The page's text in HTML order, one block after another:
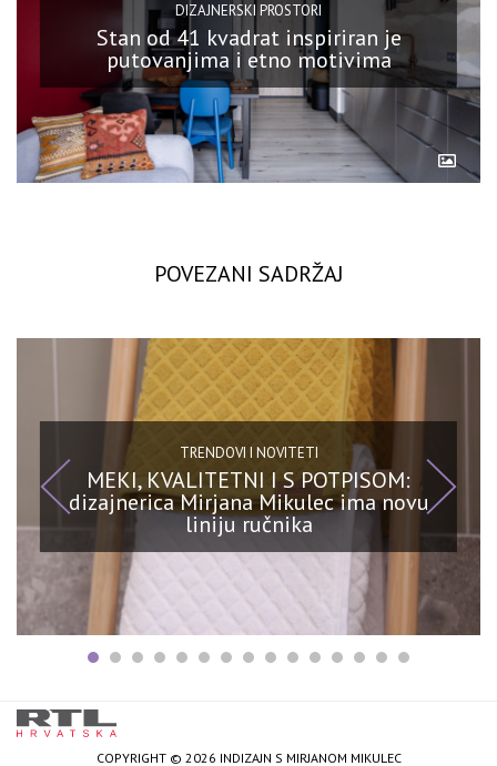
DIZAJNERSKI PROSTORI
Stan od 41 kvadrat inspiriran je
putovanjima i etno motivima
POVEZANI SADRŽAJ
TRENDOVI I NOVITETI
MEKI, KVALITETNI I S POTPISOM:
dizajnerica Mirjana Mikulec ima novu
liniju ručnika
COPYRIGHT © 2026 INDIZAJN S MIRJANOM MIKULEC